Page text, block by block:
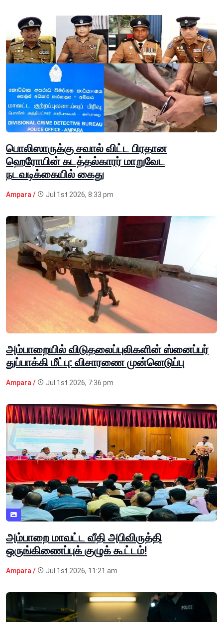
பொலிஸாருக்கு சவால் விட்ட பிரதான
ஹெரோயின் கடத்தல்காரர் மாறுவேட
நடவடிக்கையில் கைது
Ampara / Jul 1st 2026, 8:33 pm
அம்பாறையில் விடுதலைப்புலிகளின் ஸ்னைப்பர்
துப்பாக்கி மீட்பு: விசாரணை முன்னெடுப்பு
Ampara / Jul 1st 2026, 7:36 pm
அம்பாறை மாவட்ட வீதி அபிவிருத்தி
ஒருங்கிணைப்புக் குழுக் கூட்டம்!
Ampara / Jul 1st 2026, 11:21 am